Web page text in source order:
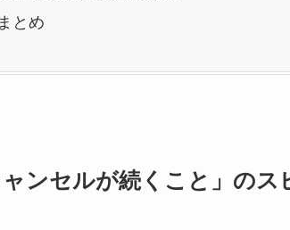
まとめ
ャンセルが続くこと」の